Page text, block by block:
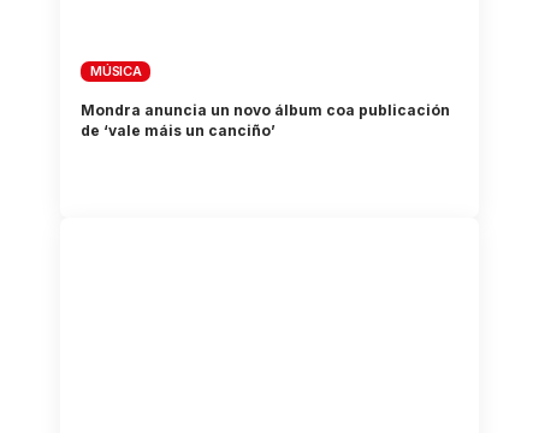
MÚSICA
Mondra anuncia un novo álbum coa publicación
de ‘vale máis un canciño’